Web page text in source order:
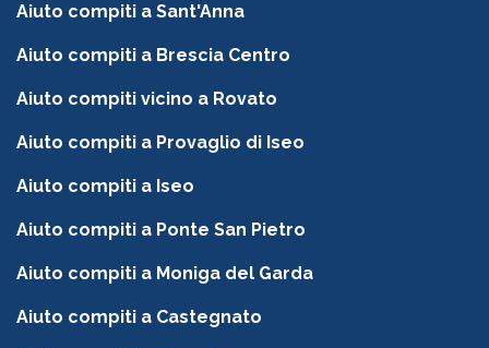
Aiuto compiti a Sant'Anna
Aiuto compiti a Brescia Centro
Aiuto compiti vicino a Rovato
Aiuto compiti a Provaglio di Iseo
Aiuto compiti a Iseo
Aiuto compiti a Ponte San Pietro
Aiuto compiti a Moniga del Garda
Aiuto compiti a Castegnato